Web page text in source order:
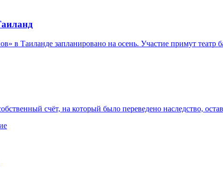
в Таиланде запланировано на осень. Участие примут
счёт, на который было переведено наследство,